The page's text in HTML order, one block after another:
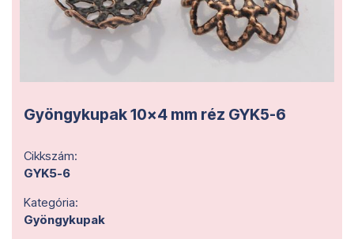
Gyöngykupak 10x4 mm réz GYK5-6
Cikkszám:
GYK5-6
Kategória:
Gyöngykupak